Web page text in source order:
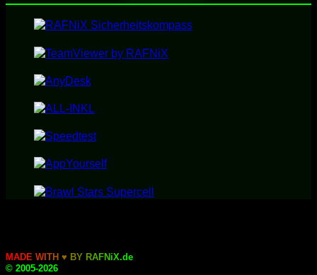
MADE W TH ♥ BY RAFN iX.de
© 2005-2026